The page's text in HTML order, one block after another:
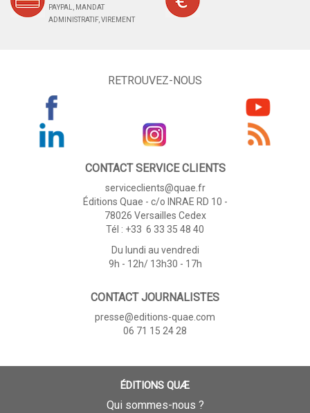
PAYPAL, MANDAT
ADMINISTRATIF, VIREMENT
RETROUVEZ-NOUS
CONTACT SERVICE CLIENTS
serviceclients@quae.fr
Éditions Quae - c/o INRAE RD 10 -
78026 Versailles Cedex
Tél : +33 6 33 35 48 40
Du lundi au vendredi
9h - 12h/ 13h30 - 17h
CONTACT JOURNALISTES
presse@editions-quae.com
06 71 15 24 28
ÉDITIONS QUÆ
Qui sommes-nous ?